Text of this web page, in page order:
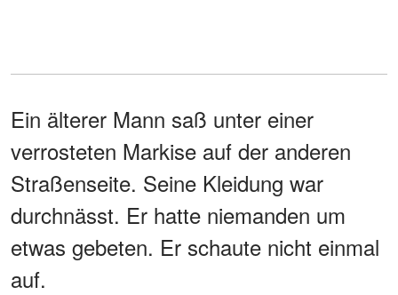
Ein älterer Mann saß unter einer
verrosteten Markise auf der anderen
Straßenseite. Seine Kleidung war
durchnässt. Er hatte niemanden um
etwas gebeten. Er schaute nicht einmal
auf.